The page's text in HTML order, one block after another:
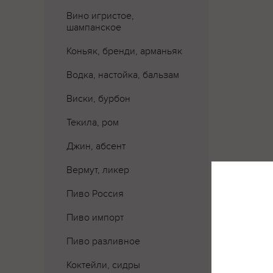
Вино игристое,
шампанское
Коньяк, бренди, арманьяк
Водка, настойка, бальзам
Виски, бурбон
Текила, ром
Джин, абсент
Вермут, ликер
Пиво Россия
Пиво импорт
Пиво разливное
Коктейли, сидры